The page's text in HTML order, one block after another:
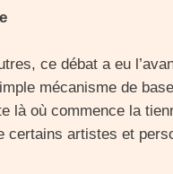
ce débat a eu
mécanisme de
là où commence la
certains artistes et